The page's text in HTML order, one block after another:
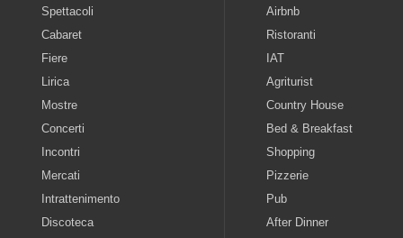
Spettacoli
Cabaret
Fiere
Lirica
Mostre
Concerti
Incontri
Mercati
Intrattenimento
Discoteca
Airbnb
Ristoranti
IAT
Agriturist
Country House
Bed & Breakfast
Shopping
Pizzerie
Pub
After Dinner